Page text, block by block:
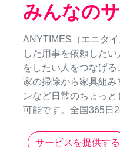
みんなの
ANYTIMES（エニタ
した用事を依頼した
をしたい人をつなげる
家の掃除から家具組
ンなど日常のちょっ
可能です。全国365日
サービスを提供する